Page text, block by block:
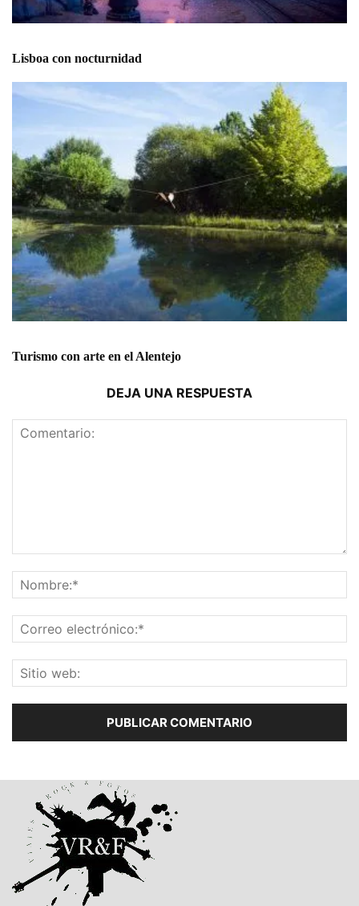
Lisboa con nocturnidad
Turismo con arte en el Alentejo
DEJA UNA RESPUESTA